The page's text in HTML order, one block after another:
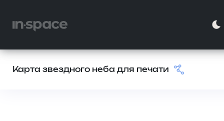
Карта звездного неба для печати